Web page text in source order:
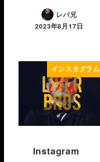
レバ兄
2023年8月17日
インスタグラム
Instagram